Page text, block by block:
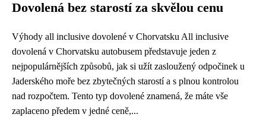
Dovolená bez starostí za skvělou cenu
Výhody all inclusive dovolené v Chorvatsku All inclusive
dovolená v Chorvatsku autobusem představuje jeden z
nejpopulárnějších způsobů, jak si užít zasloužený odpočinek u
Jaderského moře bez zbytečných starostí a s plnou kontrolou
nad rozpočtem. Tento typ dovolené znamená, že máte vše
zaplaceno předem v jedné ceně,...